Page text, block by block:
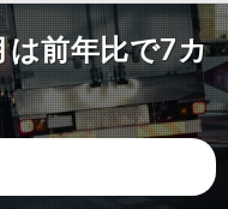
前年比で7カ